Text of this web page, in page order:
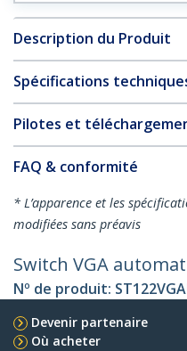
Description du Produit
Spécifications
Pilotes et
FAQ & conformité
* L’apparence et les
modifiées sans préavis
Switch VGA
Nº de produit:
Devenir partenaire
Où acheter